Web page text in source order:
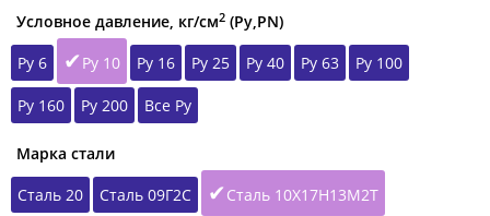
Условное давление, кг/см2 (Ру,РN)
Ру 6
Ру 10 Ру 16 Ру 25 Ру 40 Ру 63 Ру 100
Ру 160 Ру 200 Все Ру
Марка стали
Сталь 20
Сталь 09Г2С Сталь 10Х17Н13М2Т